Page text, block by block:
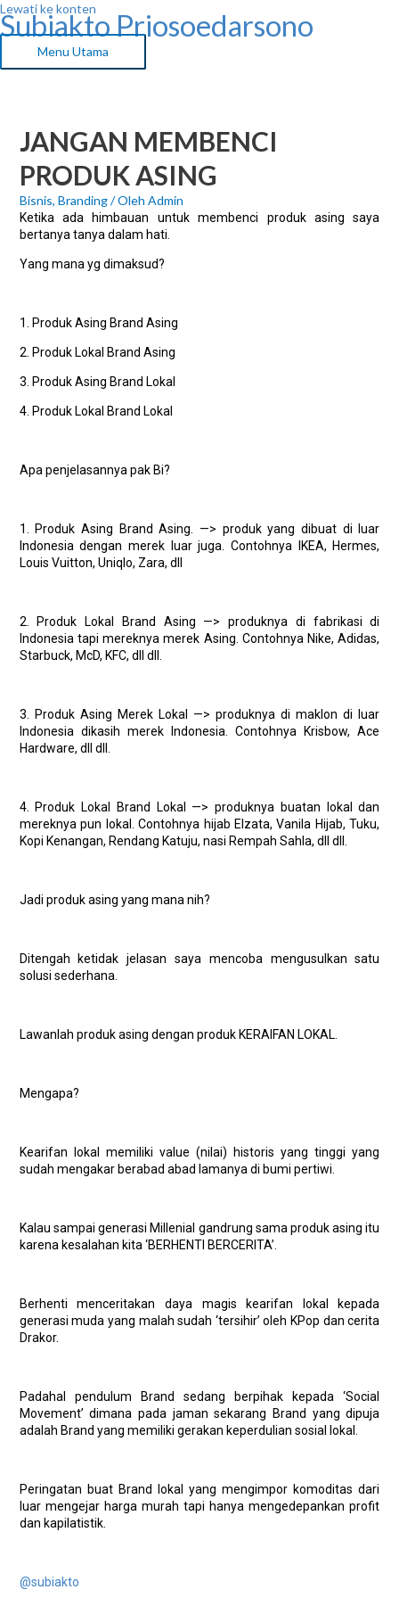
Lewati ke konten
Subiakto Priosoedarsono
Menu Utama
JANGAN MEMBENCI
PRODUK ASING
Bisnis, Branding/ Oleh Admin
Ketika ada himbauan untuk membenci produk asing saya
bertanya tanya dalam hati.
Yang mana yg dimaksud?
1. Produk Asing Brand Asing
2. Produk Lokal Brand Asing
3. Produk Asing Brand Lokal
4. Produk Lokal Brand Lokal
Apa penjelasannya pak Bi?
1. Produk Asing Brand Asing. —> produk yang dibuat di luar
Indonesia dengan merek luar juga. Contohnya IKEA, Hermes,
Louis Vuitton, Uniqlo, Zara, dll
2. Produk Lokal Brand Asing —> produknya di fabrikasi di
Indonesia tapi mereknya merek Asing. Contohnya Nike, Adidas,
Starbuck, McD, KFC, dll dll.
3. Produk Asing Merek Lokal —> produknya di maklon di luar
Indonesia dikasih merek Indonesia. Contohnya Krisbow, Ace
Hardware, dll dll.
4. Produk Lokal Brand Lokal —> produknya buatan lokal dan
mereknya pun lokal. Contohnya hijab Elzata, Vanila Hijab, Tuku,
Kopi Kenangan, Rendang Katuju, nasi Rempah Sahla, dll dll.
Jadi produk asing yang mana nih?
Ditengah ketidak jelasan saya mencoba mengusulkan satu
solusi sederhana.
Lawanlah produk asing dengan produk KERAIFAN LOKAL.
Mengapa?
Kearifan lokal memiliki value (nilai) historis yang tinggi yang
sudah mengakar berabad abad lamanya di bumi pertiwi.
Kalau sampai generasi Millenial gandrung sama produk asing itu
karena kesalahan kita ‘BERHENTI BERCERITA’.
Berhenti menceritakan daya magis kearifan lokal kepada
generasi muda yang malah sudah ‘tersihir’ oleh KPop dan cerita
Drakor.
Padahal pendulum Brand sedang berpihak kepada ‘Social
Movement’ dimana pada jaman sekarang Brand yang dipuja
adalah Brand yang memiliki gerakan keperdulian sosial lokal.
Peringatan buat Brand lokal yang mengimpor komoditas dari
luar mengejar harga murah tapi hanya mengedepankan profit
dan kapilatistik.
@subiakto